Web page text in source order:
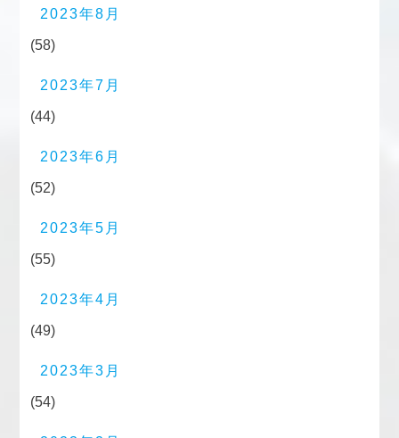
2023年8月
(58)
2023年7月
(44)
2023年6月
(52)
2023年5月
(55)
2023年4月
(49)
2023年3月
(54)